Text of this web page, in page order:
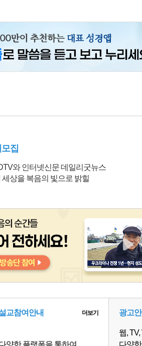
집
와 인터넷신문 데일리굿뉴스
상을 복음의 빛으로 밝힐
교참여안내 더보기
양한 플랫폼을 통하여
광고
웹,
다양